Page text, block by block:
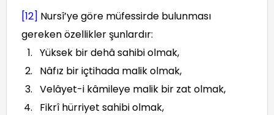
[12] Nursî’ye göre müfessirde bulunması
gereken özellikler şunlardır:
Yüksek bir dehâ sahibi olmak,
Nâfız bir içtihada malik olmak,
Velâyet-i kâmileye malik bir zat olmak,
Fikrî hürriyet sahibi olmak,